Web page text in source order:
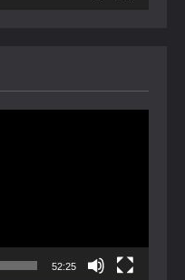
52:25